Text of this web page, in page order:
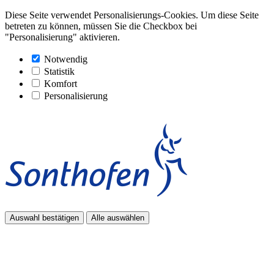
Diese Seite verwendet Personalisierungs-Cookies. Um diese Seite
betreten zu können, müssen Sie die Checkbox bei
"Personalisierung" aktivieren.
Notwendig
Statistik
Komfort
Personalisierung
Auswahl bestätigen Alle auswählen